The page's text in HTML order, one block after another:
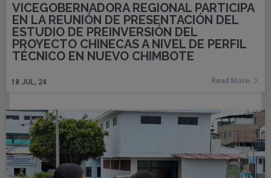
VICEGOBERNADORA REGIONAL PARTICIPA
EN LA REUNIÓN DE PRESENTACIÓN DEL
ESTUDIO DE PREINVERSIÓN DEL
PROYECTO CHINECAS A NIVEL DE PERFIL
TÉCNICO EN NUEVO CHIMBOTE
18 JUL, 24 Read More